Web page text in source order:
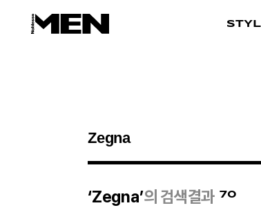
검색결과
‘Zegna’의 검색결과 70